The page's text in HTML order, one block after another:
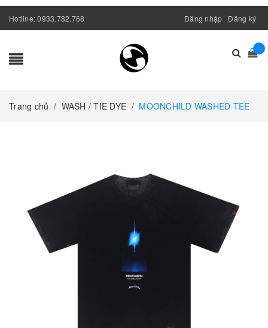
Hotline:0933.782.768 Đăng nhập Đăng ký
Trang chủ / WASH / TIE DYE / MOONCHILD WASHED TEE